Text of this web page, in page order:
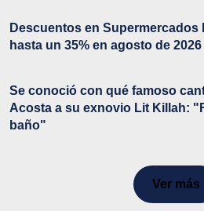
Descuentos en Supermercados
hasta un 35% en agosto de 2026
Se conoció con qué famoso
Acosta a su exnovio Lit Killah:
baño"
Ver más